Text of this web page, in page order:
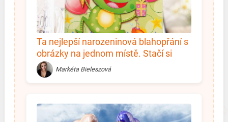
Ta nejlepší narozeninová blahopřání s
obrázky na jednom místě. Stačí si
vybrat!Markéta Bieleszová